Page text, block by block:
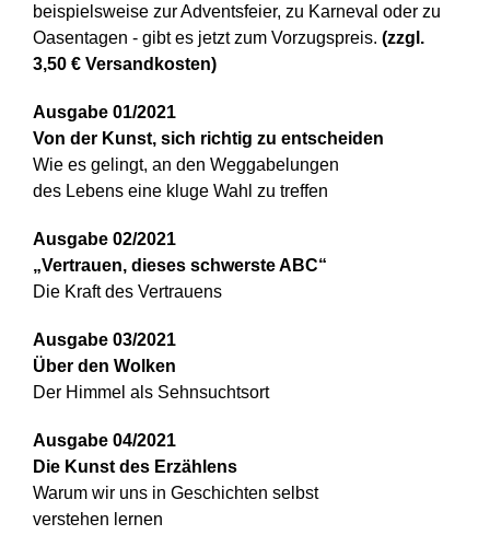
beispielsweise zur Adventsfeier, zu Karneval oder zu
Oasentagen - gibt es jetzt zum Vorzugspreis. (zzgl.
3,50 € Versandkosten)
Ausgabe 01/2021
Von der Kunst, sich richtig zu entscheiden
Wie es gelingt, an den Weggabelungen
des Lebens eine kluge Wahl zu treffen
Ausgabe 02/2021
„Vertrauen, dieses schwerste ABC“
Die Kraft des Vertrauens
Ausgabe 03/2021
Über den Wolken
Der Himmel als Sehnsuchtsort
Ausgabe 04/2021
Die Kunst des Erzählens
Warum wir uns in Geschichten selbst
verstehen lernen